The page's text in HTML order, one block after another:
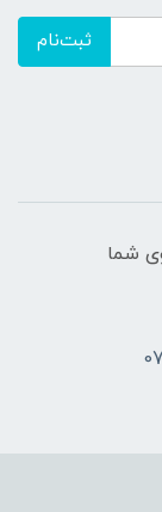
ثبت‌نام
شما